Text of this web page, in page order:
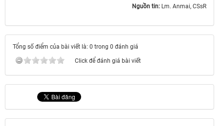
Nguồn tin: Lm. Anmai, CSsR
Tổng số điểm của bài viết là: 0 trong 0 đánh giá
Click để đánh giá bài viết